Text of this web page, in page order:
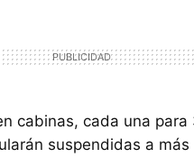
cabinas, cada una para
suspendidas a más